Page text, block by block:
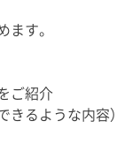
ます。
ご紹介
きるような内容）